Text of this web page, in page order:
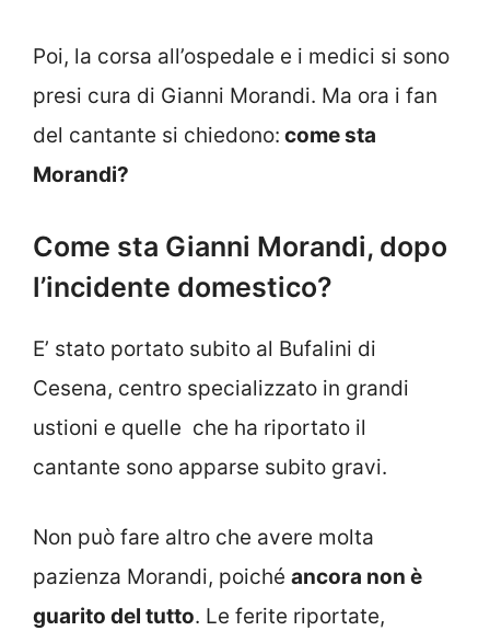
Poi, la corsa all’ospedale e i medici si sono
presi cura di Gianni Morandi. Ma ora i fan
del cantante si chiedono: come sta
Morandi?
Come sta Gianni Morandi, dopo
l’incidente domestico?
E’ stato portato subito al Bufalini di
Cesena, centro specializzato in grandi
ustioni e quelle che ha riportato il
cantante sono apparse subito gravi.
Non può fare altro che avere molta
pazienza Morandi, poiché ancora non è
guarito del tutto. Le ferite riportate,